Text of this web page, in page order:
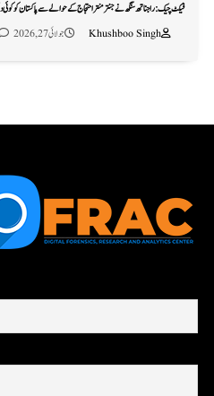
فیکٹ چیک: راجناتھ سنگھ نے جنتر منتر احتجاج کے حوالے سے پاکستان کو کوئی
Khushboo Singh
جولائی 27, 2026